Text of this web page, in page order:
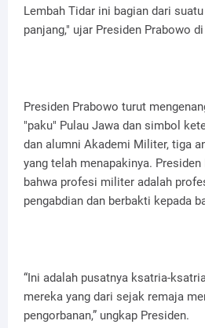
Lembah Tidar ini bagian dari
panjang," ujar Presiden Prabowo
Presiden Prabowo turut
"paku" Pulau Jawa dan simbol
dan alumni Akademi Militer, tiga
yang telah menapakinya.
bahwa profesi militer adalah
pengabdian dan berbakti kepada
“Ini adalah pusatnya ksatria-
mereka yang dari sejak remaja
pengorbanan,” ungkap Presiden.